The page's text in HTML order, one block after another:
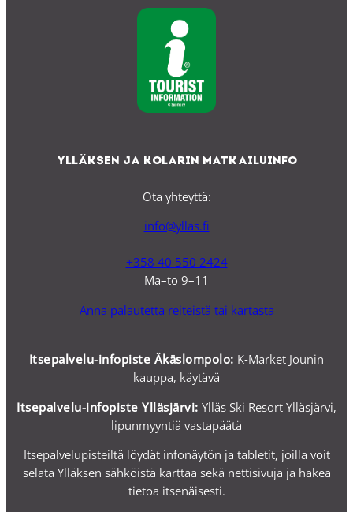
Ylläksen ja Kolarin matkailuinfo
Ota yhteyttä:
info@yllas.fi
+358 40 550 2424
Ma–to 9–11
Anna palautetta reiteistä tai kartasta
Itsepalvelu-infopiste Äkäslompolo: K-Market Jounin
kauppa, käytävä
Itsepalvelu-infopiste Ylläsjärvi: Ylläs Ski Resort Ylläsjärvi,
lipunmyyntiä vastapäätä
Itsepalvelupisteiltä löydät infonäytön ja tabletit, joilla voit
selata Ylläksen sähköistä karttaa sekä nettisivuja ja hakea
tietoa itsenäisesti.